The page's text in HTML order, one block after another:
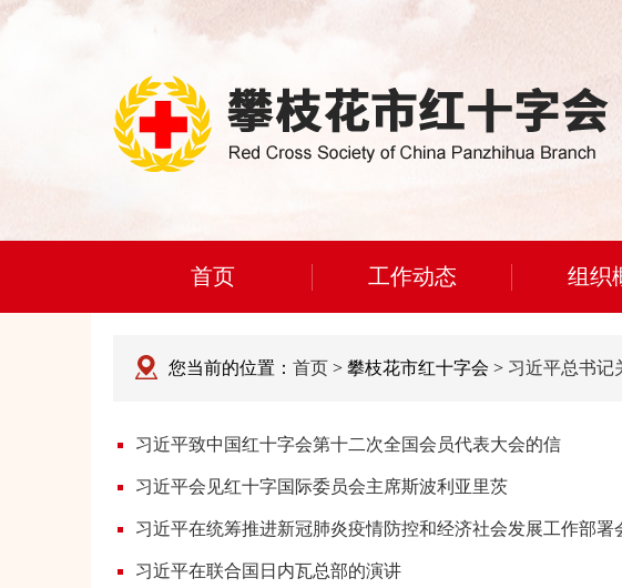
首页 工作动态 组织
您当前的位置： 首页 > 攀枝花市红十字会 > 习近平总书记
习近平致中国红十字会第十二次全国会员代表大会的信
习近平会见红十字国际委员会主席斯波利亚里茨
习近平在统筹推进新冠肺炎疫情防控和经济社会发展工作部署
习近平在联合国日内瓦总部的演讲